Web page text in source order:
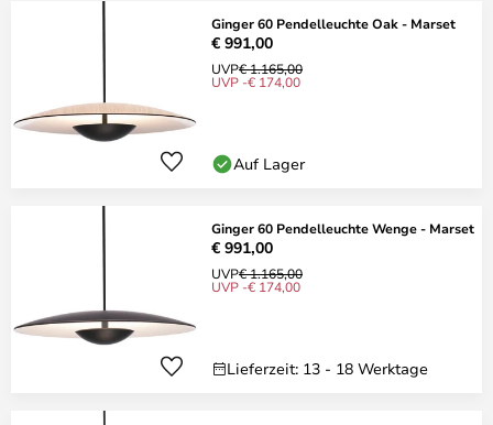
Ginger 60 Pendelleuchte Oak - Marset
€ 991,00
UVP€ 1.165,00
UVP -€ 174,00
Auf Lager
Ginger 60 Pendelleuchte Wenge - Marset
€ 991,00
UVP€ 1.165,00
UVP -€ 174,00
Lieferzeit: 13 - 18 Werktage